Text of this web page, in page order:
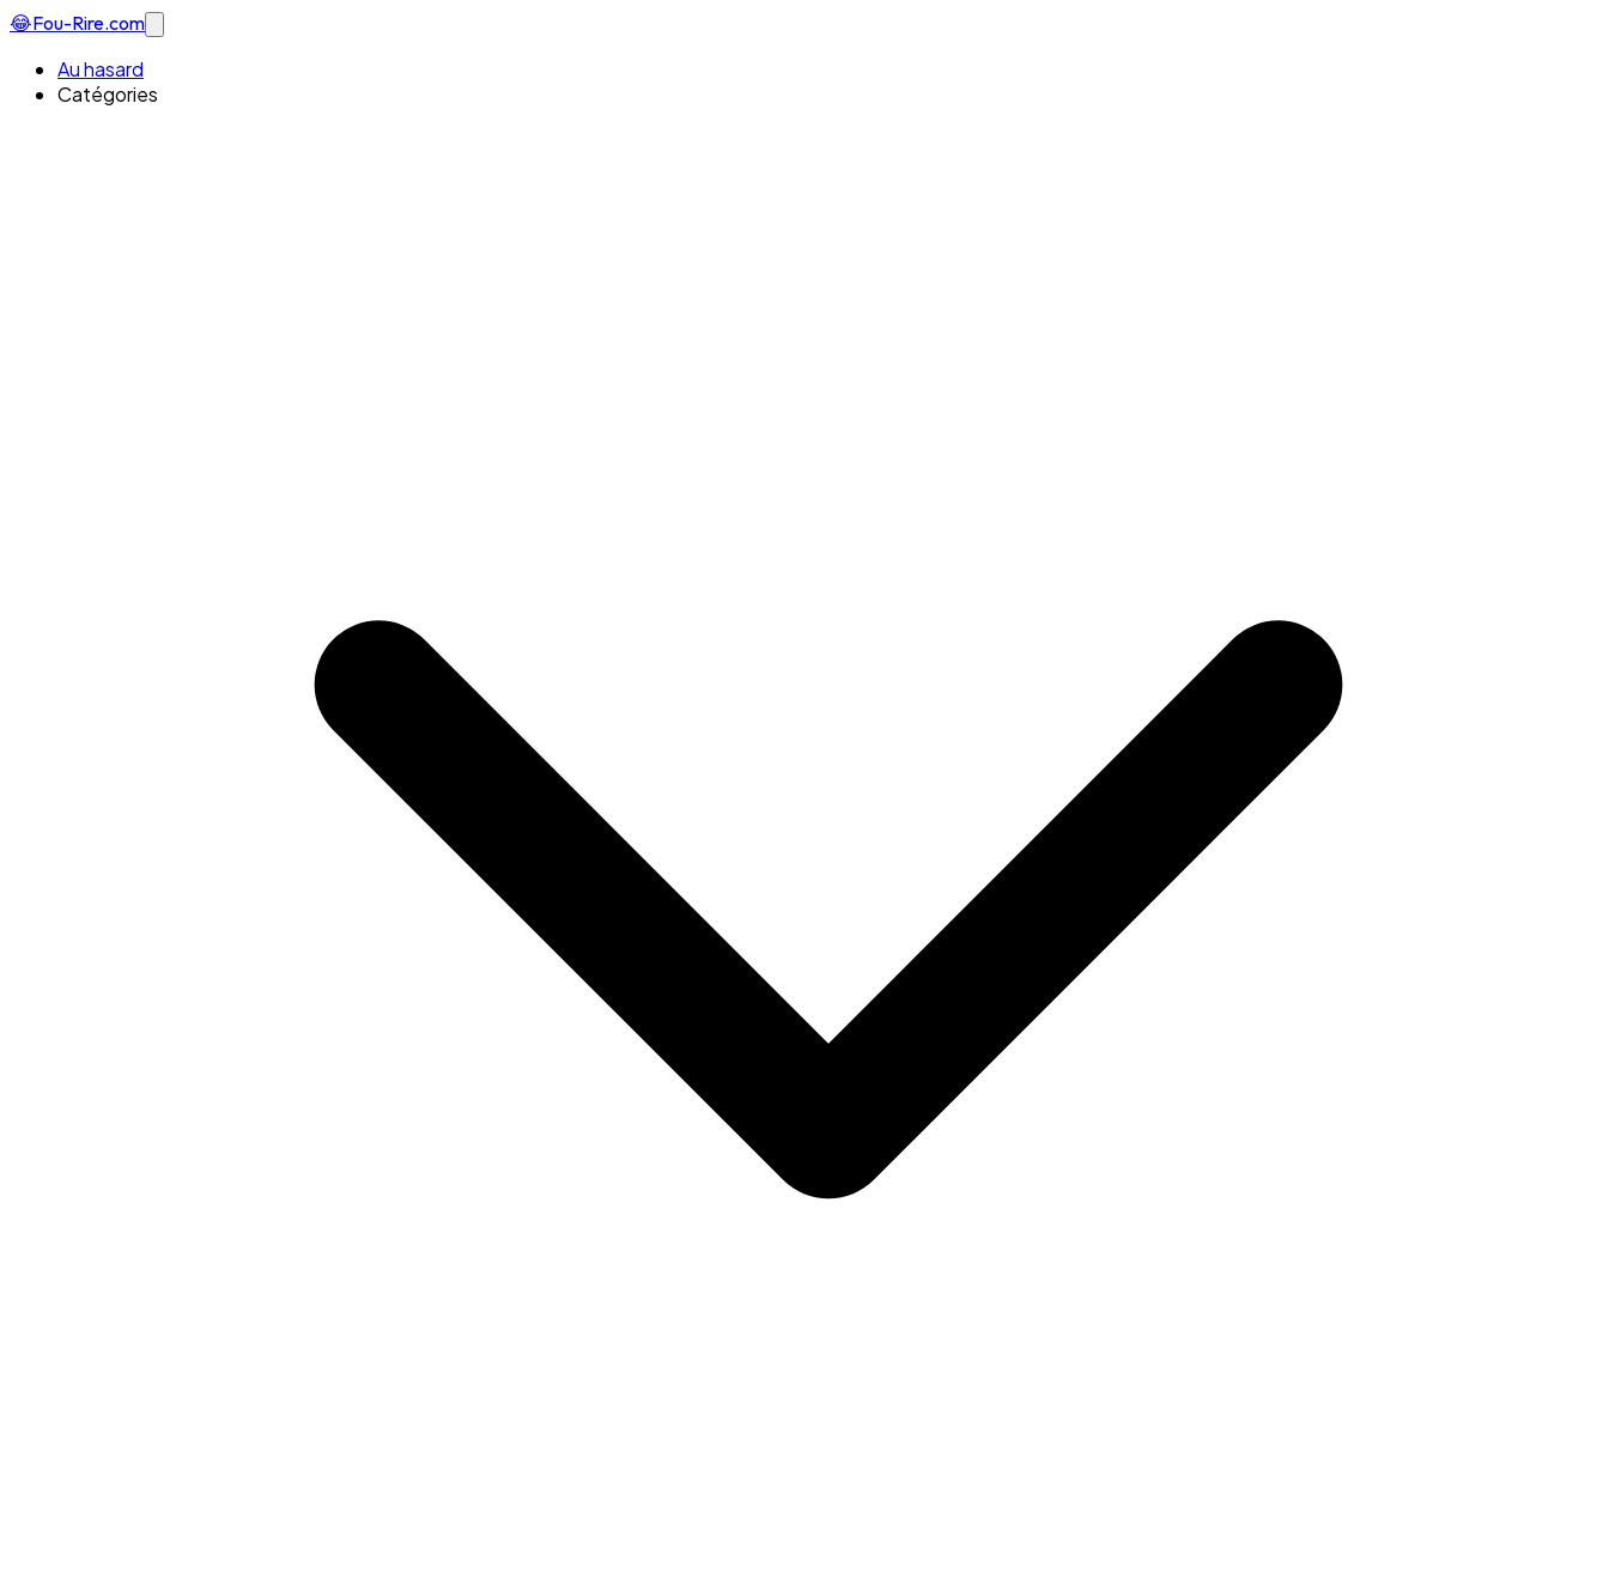
😂Fou-Rire.com
Au hasard
Catégories